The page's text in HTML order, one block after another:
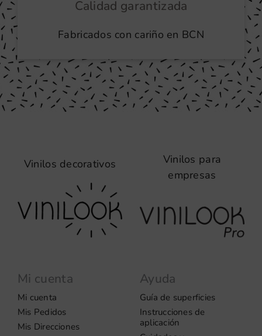
Calidad garantizada
Fabricados con cariño en BCN
Vinilos decorativos
Mi cuenta
Mi cuenta
Mis Pedidos
Mis Direcciones
Ayuda
Guía de superficies
Instrucciones de
aplicación
Vinilos para
empresas